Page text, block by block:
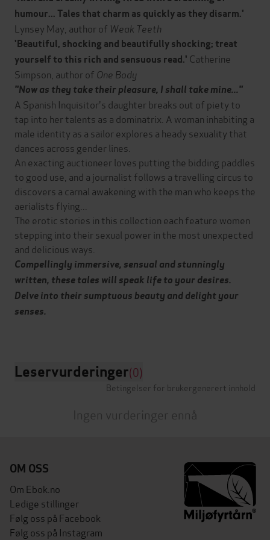
humour... Tales that charm as quickly as they disarm.'
Lynsey May, author of Weak Teeth
'Beautiful, shocking and beautifully shocking; treat
yourself to this rich and sensuous read.' Catherine
Simpson, author of One Body
"Now as they take their pleasure, I shall take mine..."
A Spanish Inquisitor's daughter breaks out of piety to
tap into her talents as a dominatrix. A woman inhabiting a
male identity as a sailor explores a heady sexuality that
dances across gender lines.
An exacting auctioneer loves putting the bidding paddles
to good use, and a journalist follows a travelling circus to
discovers a carnal awakening with the man who keeps the
aerialists flying...
The erotic stories in this collection each feature women
stepping into their sexual power in the most unexpected
and delicious ways.
Compellingly immersive, sensual and stunningly
written, these tales will speak life to your desires.
Delve into their sumptuous beauty and delight your
senses.
Leservurderinger(0)
Betingelser for brukergenerert innhold
Ingen vurderinger ennå
OM OSS
Om Ebok.no
Ledige stillinger
Følg oss på Facebook
Følg oss på Instagram